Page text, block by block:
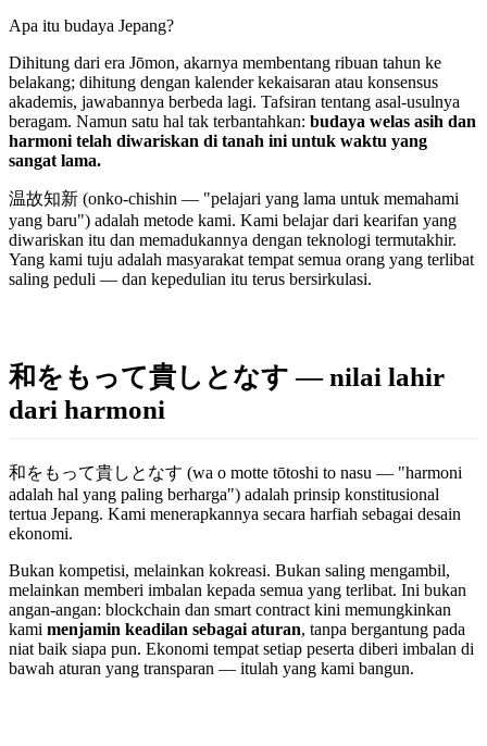
Apa itu budaya Jepang?
Dihitung dari era Jōmon, akarnya membentang ribuan tahun ke
belakang; dihitung dengan kalender kekaisaran atau konsensus
akademis, jawabannya berbeda lagi. Tafsiran tentang asal-usulnya
beragam. Namun satu hal tak terbantahkan: budaya welas asih dan
harmoni telah diwariskan di tanah ini untuk waktu yang
sangat lama.
温故知新 (onko-chishin — "pelajari yang lama untuk memahami
yang baru") adalah metode kami. Kami belajar dari kearifan yang
diwariskan itu dan memadukannya dengan teknologi termutakhir.
Yang kami tuju adalah masyarakat tempat semua orang yang terlibat
saling peduli — dan kepedulian itu terus bersirkulasi.
和をもって貴しとなす — nilai lahir
dari harmoni
和をもって貴しとなす (wa o motte tōtoshi to nasu — "harmoni
adalah hal yang paling berharga") adalah prinsip konstitusional
tertua Jepang. Kami menerapkannya secara harfiah sebagai desain
ekonomi.
Bukan kompetisi, melainkan kokreasi. Bukan saling mengambil,
melainkan memberi imbalan kepada semua yang terlibat. Ini bukan
angan-angan: blockchain dan smart contract kini memungkinkan
kami menjamin keadilan sebagai aturan, tanpa bergantung pada
niat baik siapa pun. Ekonomi tempat setiap peserta diberi imbalan di
bawah aturan yang transparan — itulah yang kami bangun.